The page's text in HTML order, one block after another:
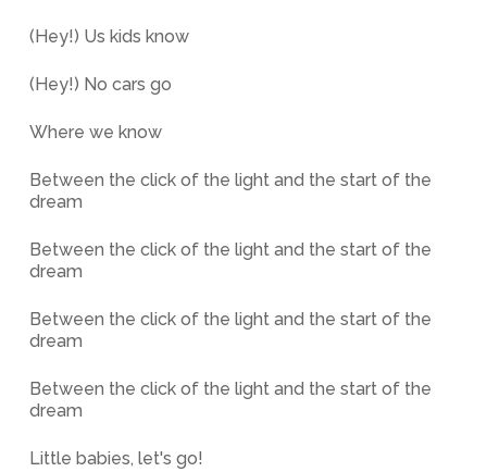
(Hey!) Us kids know
(Hey!) No cars go
Where we know
Between the click of the light and the start of the
dream
Between the click of the light and the start of the
dream
Between the click of the light and the start of the
dream
Between the click of the light and the start of the
dream
Little babies, let's go!